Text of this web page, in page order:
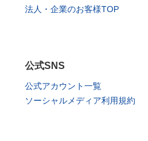
法人・企業のお客様TOP
公式SNS
公式アカウント一覧
ソーシャルメディア利用規約